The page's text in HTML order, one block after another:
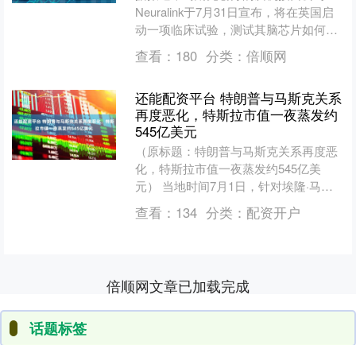
Neuralink于7月31日宣布，将在英国启
动一项临床试验，测试其脑芯片如何帮
助严重瘫痪患者通过意念控制数字和物
理设备。....
查看： 180 分类： 倍顺网
还能配资平台 特朗普与马斯克关系
再度恶化，特斯拉市值一夜蒸发约
545亿美元
（原标题：特朗普与马斯克关系再度恶
化，特斯拉市值一夜蒸发约545亿美
元） 当地时间7月1日，针对埃隆·马斯
克近日连发帖文炮轰“大而美”税收和支
出法案，美国总统特....
查看： 134 分类： 配资开户
倍顺网文章已加载完成
话题标签